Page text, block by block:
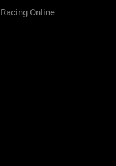
Racing Online